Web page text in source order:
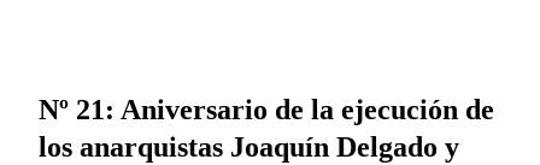
Nº 21: Aniversario de la ejecución de
los anarquistas Joaquín Delgado y